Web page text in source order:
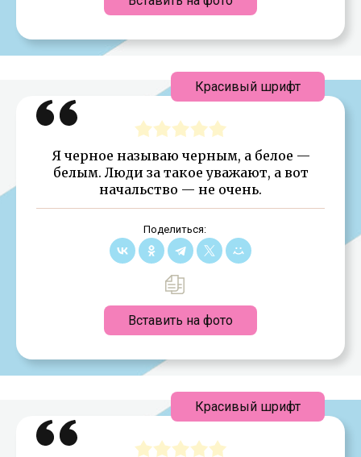
Я черное называю черным, а белое —
белым. Люди за такое уважают, а вот
начальство — не очень.
Поделиться:
Вставить на фото
Красивый шрифт
Красивый шрифт